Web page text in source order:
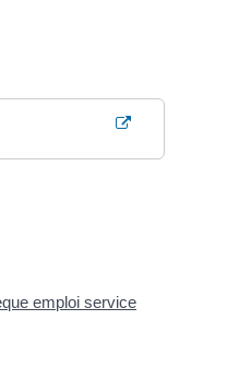
emploi service